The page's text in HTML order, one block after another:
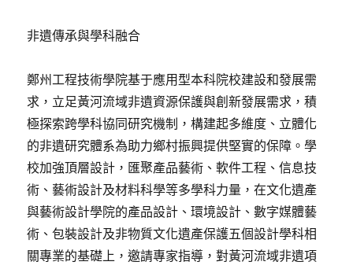
非遺傳承與學科融合
鄭州工程技術學院基于應用型本科院校建設和發展需
求，立足黃河流域非遺資源保護與創新發展需求，積
極探索跨學科協同研究機制，構建起多維度、立體化
的非遺研究體系為助力鄉村振興提供堅實的保障。學
校加強頂層設計，匯聚產品藝術、軟件工程、信息技
術、藝術設計及材料科學等多學科力量，在文化遺產
與藝術設計學院的產品設計、環境設計、數字媒體藝
術、包裝設計及非物質文化遺產保護五個設計學科相
關專業的基礎上，邀請專家指導，對黃河流域非遺項